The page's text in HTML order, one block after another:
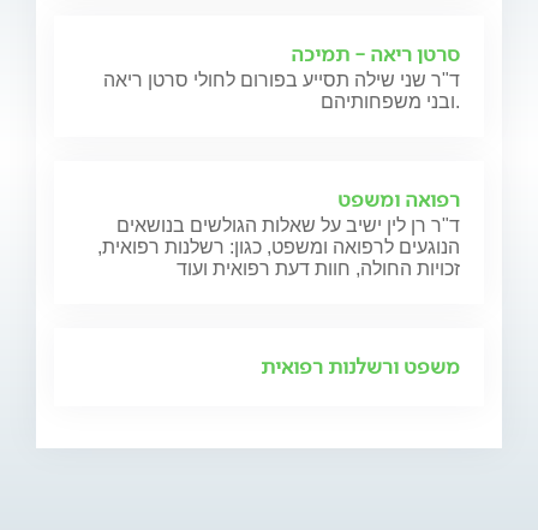
סרטן ריאה - תמיכה
ד"ר שני שילה תסייע בפורום לחולי סרטן ריאה
ובני משפחותיהם.
רפואה ומשפט
ד"ר רן לין ישיב על שאלות הגולשים בנושאים
הנוגעים לרפואה ומשפט, כגון: רשלנות רפואית,
זכויות החולה, חוות דעת רפואית ועוד
משפט ורשלנות רפואית